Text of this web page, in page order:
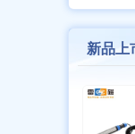
新品上